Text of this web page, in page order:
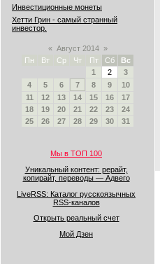
Инвестиционные монеты
Хетти Грин - самый странный
инвестор.
« Август 2014 »
Пн
Вт Ср Чт Пт Сб
Вс
1
2
3
4
5 6 7 8 9
10
11
12 13 14 15 16
17
18
19 20 21 22 23
24
25
26 27 28 29 30 31
Мы в ТОП 100
Уникальный контент: рерайт,
копирайт, переводы — Адвего
LiveRSS: Каталог русскоязычных
RSS-каналов
Открыть реальный счет
Мой Дзен